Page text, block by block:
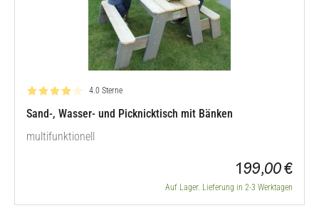
Bewertung: 4.0 von 5
4.0 Sterne
Sand-, Wasser- und Picknicktisch mit Bänken
multifunktionell
199,00 €
Auf Lager. Lieferung in 2-3 Werktagen